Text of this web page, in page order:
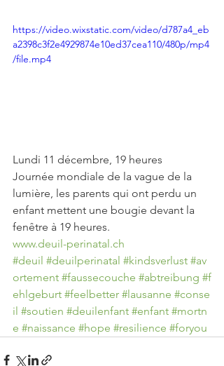
https://video.wixstatic.com/video/d787a4_eb
a2398c3f2e4929874e10ed37cea110/480p/mp4
/file.mp4
Lundi 11 décembre, 19 heures
Journée mondiale de la vague de la
lumière, les parents qui ont perdu un
enfant mettent une bougie devant la
fenêtre à 19 heures.
www.deuil-perinatal.ch
#deuil #deuilperinatal #kindsverlust #av
ortement #faussecouche #abtreibung #f
ehlgeburt #feelbetter #lausanne #conse
il #soutien #deuilenfant #enfant #mortn
e #naissance #hope #resilience #foryou